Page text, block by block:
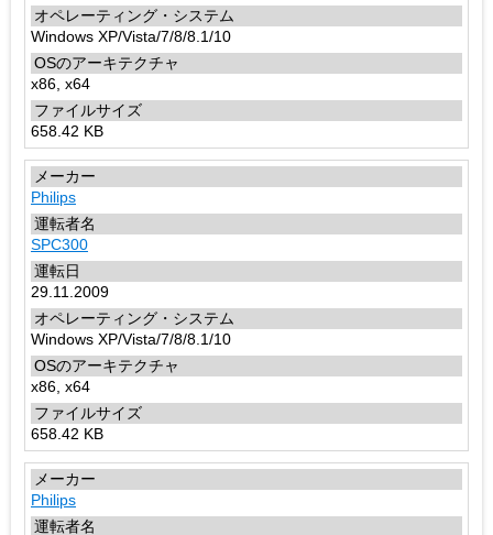
Windows XP/Vista/7/8/8.1/10
x86, x64
658.42 KB
Philips
SPC300
29.11.2009
Windows XP/Vista/7/8/8.1/10
x86, x64
658.42 KB
Philips